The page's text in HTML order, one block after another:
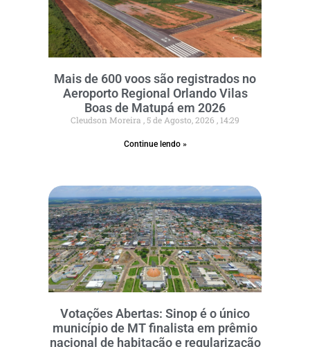
Mais de 600 voos são registrados no
Aeroporto Regional Orlando Vilas
Boas de Matupá em 2026
Cleudson Moreira 5 de Agosto, 2026 14:29
Continue lendo »
Votações Abertas: Sinop é o único
município de MT finalista em prêmio
nacional de habitação e regularização